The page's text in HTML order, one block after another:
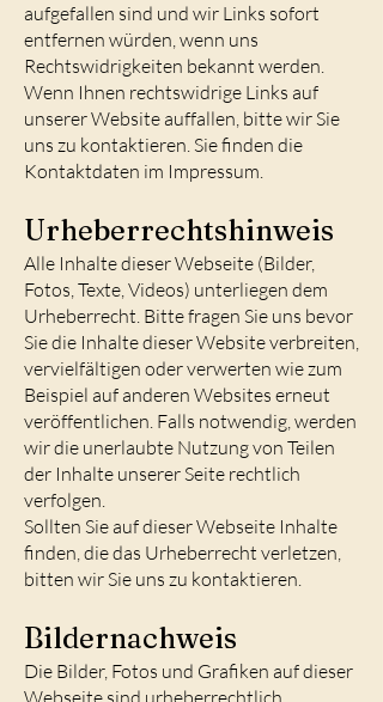
aufgefallen sind und wir Links sofort
entfernen würden, wenn uns
Rechtswidrigkeiten bekannt werden.
Wenn Ihnen rechtswidrige Links auf
unserer Website auffallen, bitte wir Sie
uns zu kontaktieren. Sie finden die
Kontaktdaten im Impressum.
Urheberrechtshinweis
Alle Inhalte dieser Webseite (Bilder,
Fotos, Texte, Videos) unterliegen dem
Urheberrecht. Bitte fragen Sie uns bevor
Sie die Inhalte dieser Website verbreiten,
vervielfältigen oder verwerten wie zum
Beispiel auf anderen Websites erneut
veröffentlichen. Falls notwendig, werden
wir die unerlaubte Nutzung von Teilen
der Inhalte unserer Seite rechtlich
verfolgen.
Sollten Sie auf dieser Webseite Inhalte
finden, die das Urheberrecht verletzen,
bitten wir Sie uns zu kontaktieren.
Bildernachweis
Die Bilder, Fotos und Grafiken auf dieser
Webseite sind urheberrechtlich